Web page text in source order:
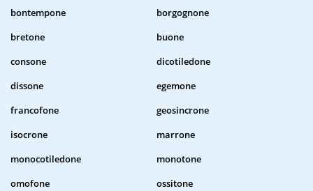
bontempone
borgognone
bretone
buone
consone
dicotiledone
dissone
egemone
francofone
geosincrone
isocrone
marrone
monocotiledone
monotone
omofone
ossitone